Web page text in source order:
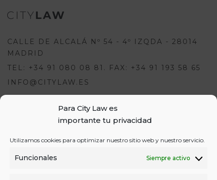
Para City Law es
importante tu privacidad
Utilizamos cookies para optimizar nuestro sitio web y nuestro servicio.
Funcionales Siempre activo
Para escribir una opinión debes
estar registrado e iniciar sesión:
o
CALLE DE ALCALÁ Nº 54 - 4º IZQDA - 28014
MADRID
TEL: +34 91 080 08 81. FAX: +34 91 193 58 65
INFO@CITYLAW.ES
INICIAR SESIÓN